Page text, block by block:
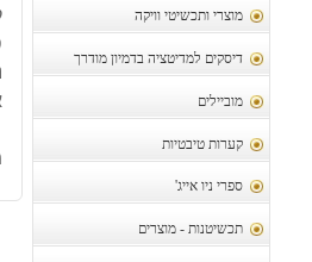
מוצרי ותכשיטי וויקה
דיסקים למדיטציה בדמיון מודרך
מוביילים
קערות טיבטיות
ספרי ניו אייג'
תכשיטנות - מוצרים